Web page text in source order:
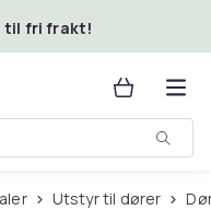
til fri frakt!
Utstyr til dører